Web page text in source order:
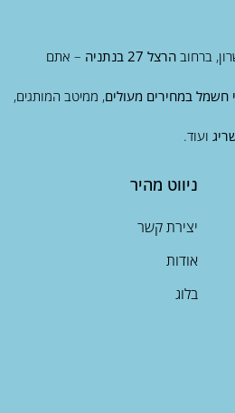
ברחוב הרצל 27 בנתניה
– אתם
חשמל במחירים מעולים, ממיטב המותגים,
ועוד.
ניווט מהיר
יצירת קשר
אודות
בלוג